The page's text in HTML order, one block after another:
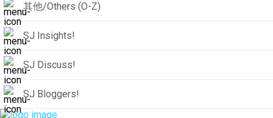
其他/Others (O-Z)
SJ Insights!
SJ Discuss!
SJ Bloggers!